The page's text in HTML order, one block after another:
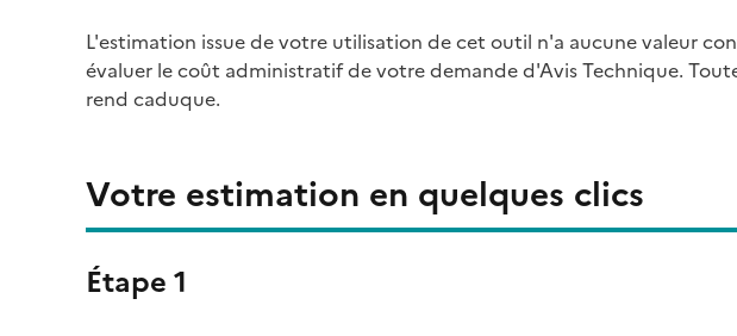
L'estimation issue de votre utilisation de cet outil n'a aucune valeur
évaluer le coût administratif de votre demande d'Avis Technique.
rend caduque.
Votre estimation en quelques clics
Étape 1